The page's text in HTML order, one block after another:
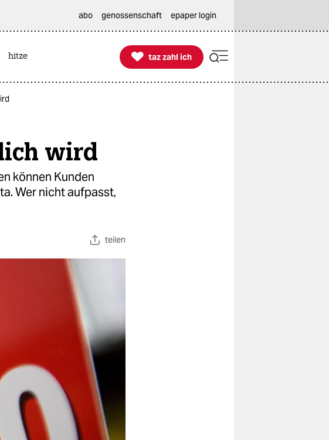
abo genossenschaft epaper login
hitze 
taz zahl ich
taz zahl ich
wird
können Kunden
Wer nicht aufpasst,
teilen